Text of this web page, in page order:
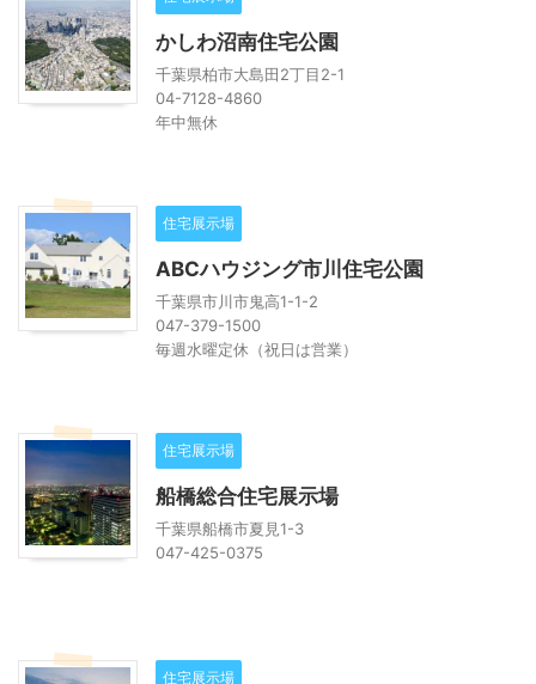
かしわ沼南住宅公園
千葉県柏市大島田2丁目2-1
04-7128-4860
年中無休
住宅展示場
ABCハウジング市川住宅公園
千葉県市川市鬼高1-1-2
047-379-1500
毎週水曜定休（祝日は営業）
住宅展示場
船橋総合住宅展示場
千葉県船橋市夏見1-3
047-425-0375
住宅展示場